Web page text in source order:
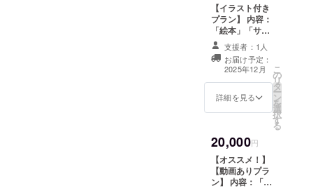
【イラスト付き
プラン】 内容：
「絵本」「サイ
ン入りイラス
ト」 提供方法：
XのDMもしくは
メール ※ 絵本、
サイン入りイラ
ストは電子書籍
支援者：1人
お届け予定：
2025年12月
詳細を見る
こ
の
リ
タ
ー
ン
を
選
択
す
る
20,000円
【オススメ！】
【動画ありプラ
ン】 内容：「絵